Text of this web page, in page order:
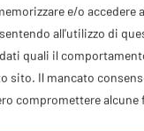
e/o accedere
all'utilizzo di
quali il
sito. Il mancato
compromettere alcune